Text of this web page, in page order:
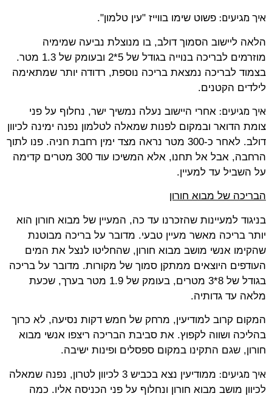
איך מגיעים:פשוט שימו בווייז "עין טלמון".
הלאה ליישוב הסמוך דולב, בו מנוצלת נביעה שמימיה
מוזרמים לבריכה בנוייה בגודל של 5*2 ובעומק של 1.3 מטר.
בצמוד לבריכה נמצאת בריכה נוספת, רדודה יותר שמתאימה
לילדים הקטנים.
איך מגיעים:אחרי היישוב נעלה נמשיך ישר, נחלוף על פני
צומת הדואר ובמקום לפנות שמאלה לטלמון נפנה ימינה לכיוון
דולב. לאחר כ-300 מטר נראה מצד ימין רחבת חניה. פנו לתוך
הרחבה, אבל אל תחנו, אלא המשיכו עוד 300 מטרים קדימה
על השביל עד למעיין.
הבריכה של מבוא חורון
בניגוד למעיינות שהזכרנו עד כה, המעיין של מבוא חורון הוא
יותר בריכה מאשר מעיין טבעי. מדובר על בריכה מבוטנת
שהקימו אנשי מושב מבוא חורון, שהחליטו לנצל את המים
העודפים היוצאים ממתקן סמוך של מקורות. מדובר על בריכה
בגודל של 8*3 מטרים, בעומק של 1.9 מטר בערך, שכעת
מלאה עד גדותיה.
המקום קרוב למודיעין, מרחק של חמש דקות נסיעה, לא כרוך
בהליכה ושווה לקפוץ. את סביבת הבריכה ריצפו אנשי מבוא
חורון, שגם התקינו במקום ספסלים ופינות ישיבה.
איך מגיעים:
ממודיעין נצא בכביש 3 לכיוון לטרון, נפנה שמאלה
לכיוון מושב מבוא חורון ונחלוף על פני הכניסה אליו. כמה